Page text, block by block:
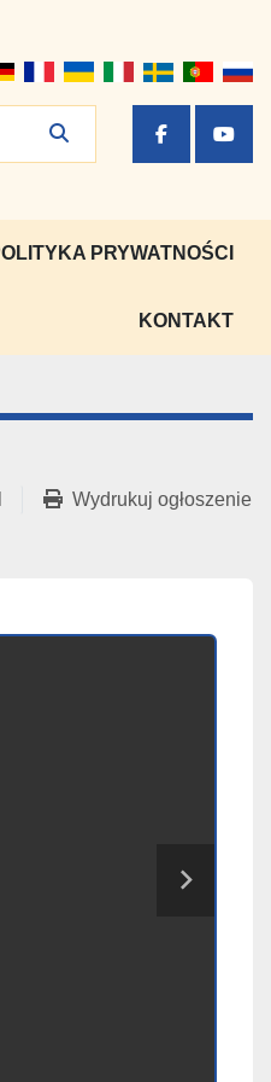
facebook
POLITYKA PRYWATNOŚCI
KONTAKT
Wydrukuj ogłoszenie